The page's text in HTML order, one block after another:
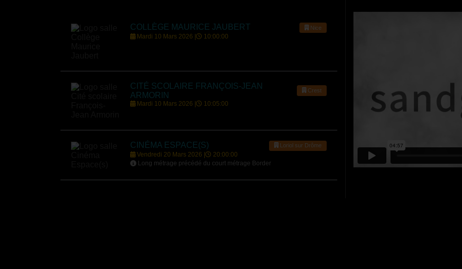
COLLÈGE MAURICE JAUBERT Nice
Mardi 10 Mars 2026 | 10:00:00
CITÉ SCOLAIRE FRANÇOIS-JEAN
ARMORIN
Crest
Mardi 10 Mars 2026 | 10:05:00
CINÉMA ESPACE(S) Loriol sur Drôme
Vendredi 20 Mars 2026 |
20:00:00
Long métrage précédé du court métrage Border